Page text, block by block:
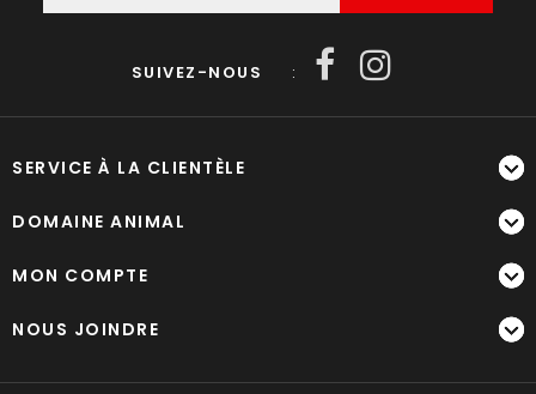
SUIVEZ-NOUS :
SERVICE À LA CLIENTÈLE
DOMAINE ANIMAL
MON COMPTE
NOUS JOINDRE